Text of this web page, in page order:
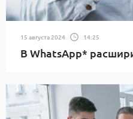
15 августа 2024 14:25
В WhatsApp*